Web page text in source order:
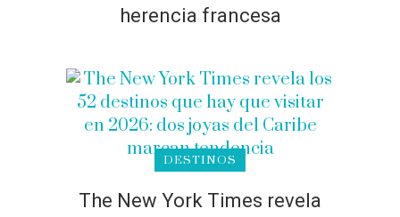
herencia francesa
DESTINOS
The New York Times revela